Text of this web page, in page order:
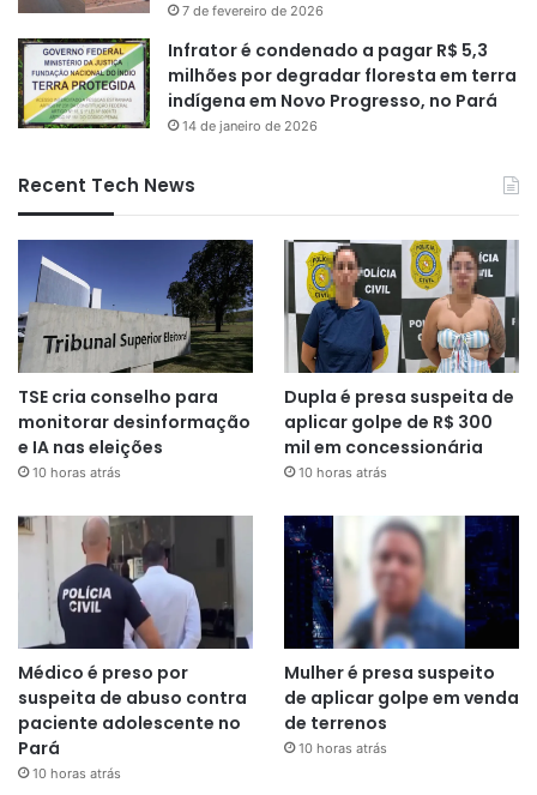
7 de fevereiro de 2026
Infrator é condenado a pagar R$ 5,3
milhões por degradar floresta em terra
indígena em Novo Progresso, no Pará
14 de janeiro de 2026
Recent Tech News
TSE cria conselho para
monitorar desinformação
e IA nas eleições
10 horas atrás
Dupla é presa suspeita de
aplicar golpe de R$ 300
mil em concessionária
10 horas atrás
Médico é preso por
suspeita de abuso contra
paciente adolescente no
Pará
10 horas atrás
Mulher é presa suspeito
de aplicar golpe em venda
de terrenos
10 horas atrás